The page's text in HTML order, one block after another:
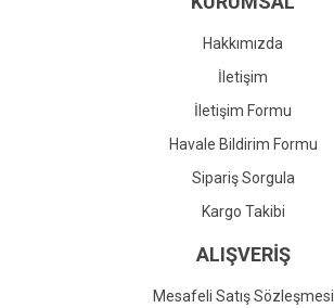
Gönder
Hakkımızda
İletişim
İletişim Formu
Havale Bildirim Formu
Sipariş Sorgula
Kargo Takibi
ALIŞVERİŞ
Mesafeli Satış Sözleşmesi